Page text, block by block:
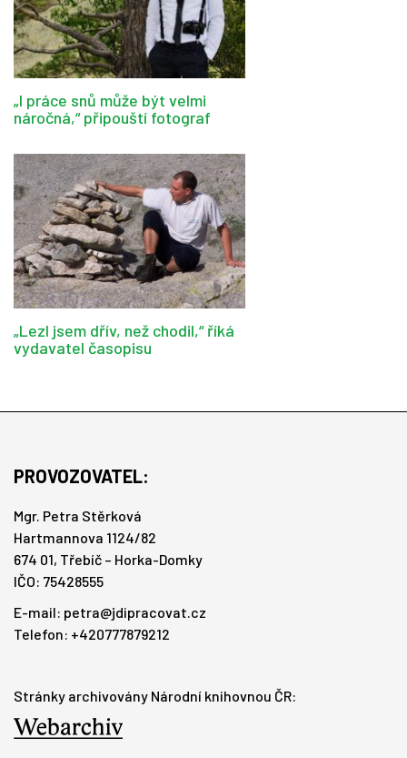
„I práce snů může být velmi
náročná,“ připouští fotograf
„Lezl jsem dřív, než chodil,“ říká
vydavatel časopisu
PROVOZOVATEL:
Mgr. Petra Stěrková
Hartmannova 1124/82
674 01, Třebíč – Horka-Domky
IČO: 75428555
E-mail: petra@jdipracovat.cz
Telefon: +420777879212
Stránky archivovány Národní knihovnou ČR: